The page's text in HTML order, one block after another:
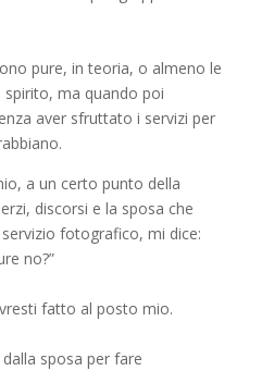
pure, in teoria, o almeno le
ma quando poi
aver sfruttato i servizi per
a un certo punto della
discorsi e la sposa che
fotografico, mi dice:
no?”
fatto al posto mio.
sposa per fare